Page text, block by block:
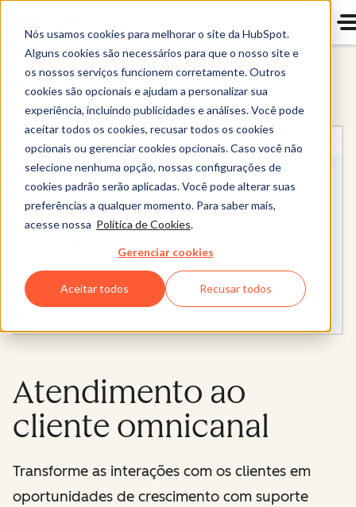
Nós usamos cookies para melhorar o site da HubSpot.
Alguns cookies são necessários para que o nosso site e
os nossos serviços funcionem corretamente. Outros
cookies são opcionais e ajudam a personalizar sua
experiência, incluindo publicidades e análises. Você pode
aceitar todos os cookies, recusar todos os cookies
opcionais ou gerenciar cookies opcionais. Caso você não
selecione nenhuma opção, nossas configurações de
cookies padrão serão aplicadas. Você pode alterar suas
preferências a qualquer momento. Para saber mais,
acesse nossa Política de Cookies.
Gerenciar cookies
Aceitar todos Recusar todos
Service Hub
Atendimento ao
cliente omnicanal
Transforme as interações com os clientes em
oportunidades de crescimento com suporte